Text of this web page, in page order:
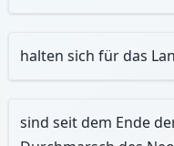
halten sich für das
sind seit dem Ende